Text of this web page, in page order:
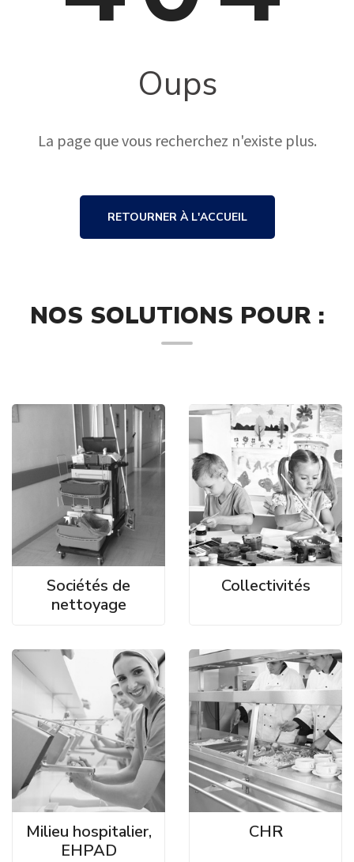
Oups
La page que vous recherchez n'existe plus.
RETOURNER À L'ACCUEIL
NOS SOLUTIONS POUR :
Sociétés de
nettoyage
Collectivités
Milieu hospitalier,
EHPAD
CHR